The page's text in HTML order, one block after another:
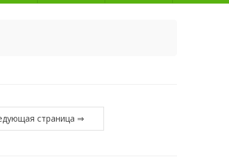
страница ⇒